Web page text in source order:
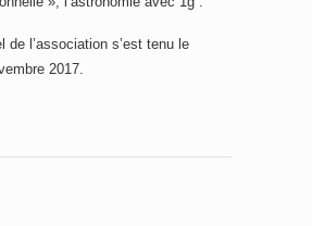
de l’association s’est tenu le
2017.